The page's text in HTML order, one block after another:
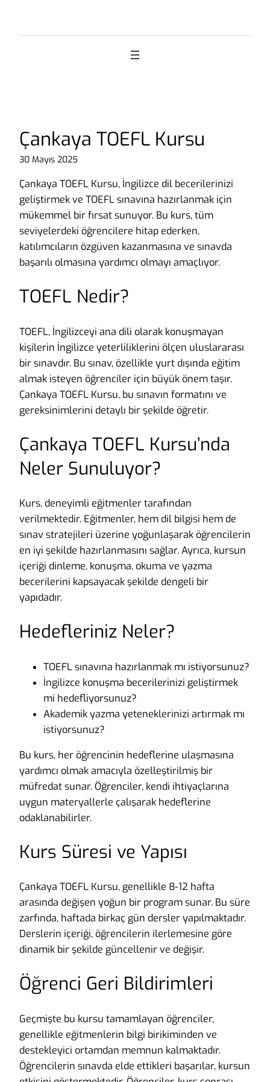
Çankaya TOEFL Kursu
30 Mayıs 2025
Çankaya TOEFL Kursu, İngilizce dil becerilerinizi
geliştirmek ve TOEFL sınavına hazırlanmak için
mükemmel bir fırsat sunuyor. Bu kurs, tüm
seviyelerdeki öğrencilere hitap ederken,
katılımcıların özgüven kazanmasına ve sınavda
başarılı olmasına yardımcı olmayı amaçlıyor.
TOEFL Nedir?
TOEFL, İngilizceyi ana dili olarak konuşmayan
kişilerin İngilizce yeterliliklerini ölçen uluslararası
bir sınavdır. Bu sınav, özellikle yurt dışında eğitim
almak isteyen öğrenciler için büyük önem taşır.
Çankaya TOEFL Kursu, bu sınavın formatını ve
gereksinimlerini detaylı bir şekilde öğretir.
Çankaya TOEFL Kursu’nda
Neler Sunuluyor?
Kurs, deneyimli eğitmenler tarafından
verilmektedir. Eğitmenler, hem dil bilgisi hem de
sınav stratejileri üzerine yoğunlaşarak öğrencilerin
en iyi şekilde hazırlanmasını sağlar. Ayrıca, kursun
içeriği dinleme, konuşma, okuma ve yazma
becerilerini kapsayacak şekilde dengeli bir
yapıdadır.
Hedefleriniz Neler?
TOEFL sınavına hazırlanmak mı istiyorsunuz?
İngilizce konuşma becerilerinizi geliştirmek
mi hedefliyorsunuz?
Akademik yazma yeteneklerinizi artırmak mı
istiyorsunuz?
Bu kurs, her öğrencinin hedeflerine ulaşmasına
yardımcı olmak amacıyla özelleştirilmiş bir
müfredat sunar. Öğrenciler, kendi ihtiyaçlarına
uygun materyallerle çalışarak hedeflerine
odaklanabilirler.
Kurs Süresi ve Yapısı
Çankaya TOEFL Kursu, genellikle 8-12 hafta
arasında değişen yoğun bir program sunar. Bu süre
zarfında, haftada birkaç gün dersler yapılmaktadır.
Derslerin içeriği, öğrencilerin ilerlemesine göre
dinamik bir şekilde güncellenir ve değişir.
Öğrenci Geri Bildirimleri
Geçmişte bu kursu tamamlayan öğrenciler,
genellikle eğitmenlerin bilgi birikiminden ve
destekleyici ortamdan memnun kalmaktadır.
Öğrencilerin sınavda elde ettikleri başarılar, kursun